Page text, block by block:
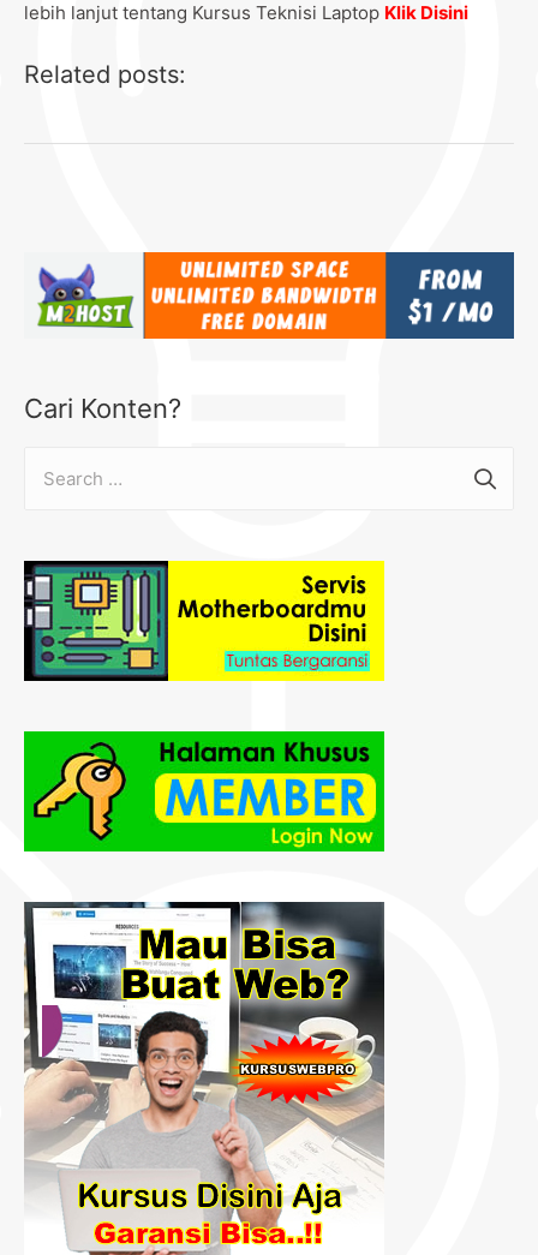
lebih lanjut tentang Kursus Teknisi Laptop Klik Disini
Related posts:
Cari Konten?